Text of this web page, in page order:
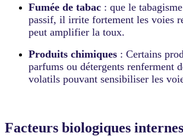
Fumée de tabac : que le
passif, il irrite fortement les voies
peut amplifier la toux.
Produits chimiques : Certains
parfums ou détergents renferment
volatils pouvant sensibiliser les
Facteurs biologiques internes